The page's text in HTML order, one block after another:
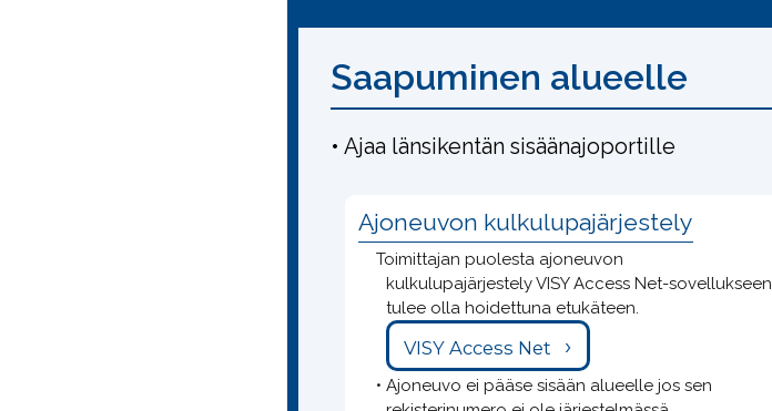
Saapuminen alueelle
• Ajaa länsikentän sisäänajoportille
Ajoneuvon kulkulupajärjestely
Toimittajan puolesta ajoneuvon
kulkulupajärjestely VISY Access Net-sovellukseen
tulee olla hoidettuna etukäteen.
VISY Access Net
• Ajoneuvo ei pääse sisään alueelle jos sen